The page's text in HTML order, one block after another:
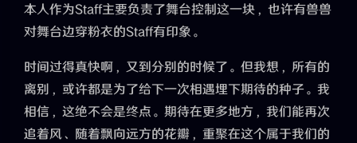
本人作为Staff主要负责了舞台控制这一块，也许有兽兽
对舞台边穿粉衣的Staff有印象。
时间过得真快啊，又到分别的时候了。但我想，所有的
离别，或许都是为了给下一次相遇埋下期待的种子。我
相信，这绝不会是终点。期待在更多地方，我们能再次
追着风、随着飘向远方的花瓣，重聚在这个属于我们的